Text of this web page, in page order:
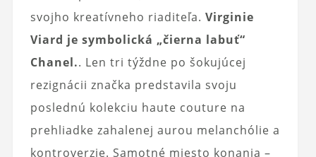
svojho kreatívneho riaditeľa. Virginie
Viard je symbolická „čierna labuť“
Chanel.. Len tri týždne po šokujúcej
rezignácii značka predstavila svoju
poslednú kolekciu haute couture na
prehliadke zahalenej aurou melanchólie a
kontroverzie. Samotné miesto konania –